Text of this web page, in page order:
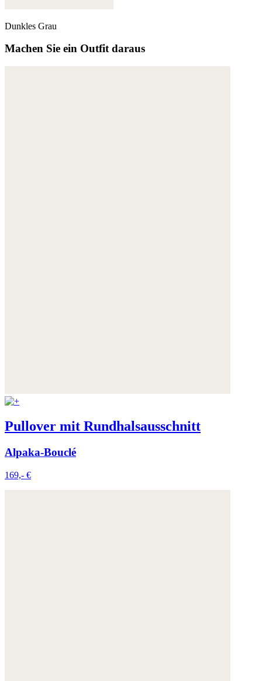
Dunkles Grau
Machen Sie ein Outfit daraus
Pullover mit Rundhalsausschnitt
Alpaka-Bouclé
169,- €